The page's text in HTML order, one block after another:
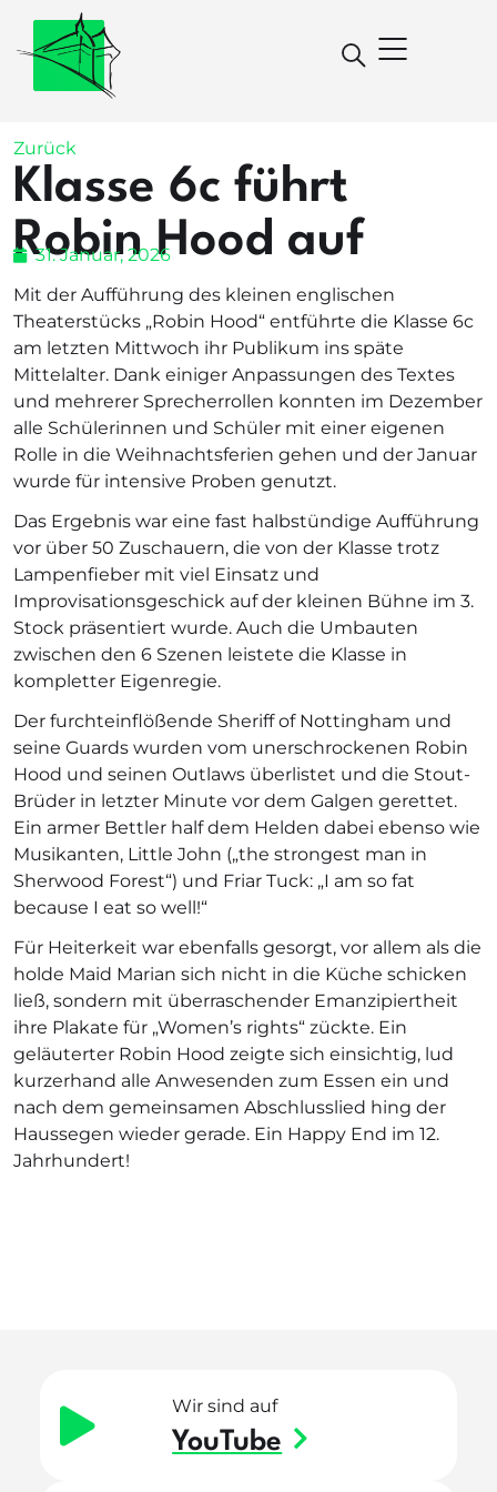
Zurück
Klasse 6c führt
Robin Hood auf
31. Januar, 2026
Mit der Aufführung des kleinen englischen
Theaterstücks „Robin Hood“ entführte die Klasse 6c
am letzten Mittwoch ihr Publikum ins späte
Mittelalter. Dank einiger Anpassungen des Textes
und mehrerer Sprecherrollen konnten im Dezember
alle Schülerinnen und Schüler mit einer eigenen
Rolle in die Weihnachtsferien gehen und der Januar
wurde für intensive Proben genutzt.
Das Ergebnis war eine fast halbstündige Aufführung
vor über 50 Zuschauern, die von der Klasse trotz
Lampenfieber mit viel Einsatz und
Improvisationsgeschick auf der kleinen Bühne im 3.
Stock präsentiert wurde. Auch die Umbauten
zwischen den 6 Szenen leistete die Klasse in
kompletter Eigenregie.
Der furchteinflößende Sheriff of Nottingham und
seine Guards wurden vom unerschrockenen Robin
Hood und seinen Outlaws überlistet und die Stout-
Brüder in letzter Minute vor dem Galgen gerettet.
Ein armer Bettler half dem Helden dabei ebenso wie
Musikanten, Little John („the strongest man in
Sherwood Forest“) und Friar Tuck: „I am so fat
because I eat so well!“
Für Heiterkeit war ebenfalls gesorgt, vor allem als die
holde Maid Marian sich nicht in die Küche schicken
ließ, sondern mit überraschender Emanzipiertheit
ihre Plakate für „Women’s rights“ zückte. Ein
geläuterter Robin Hood zeigte sich einsichtig, lud
kurzerhand alle Anwesenden zum Essen ein und
nach dem gemeinsamen Abschlusslied hing der
Haussegen wieder gerade. Ein Happy End im 12.
Jahrhundert!
Wir sind auf
YouTube